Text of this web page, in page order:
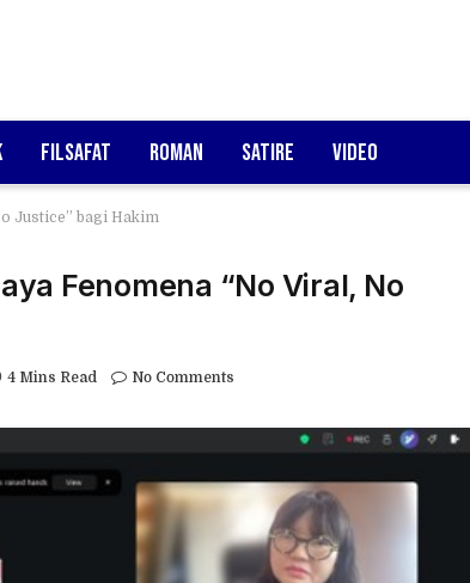
Filsafat Roman Satire Video
Justice” bagi Hakim
Fenomena “No Viral, No
4 Mins Read No Comments